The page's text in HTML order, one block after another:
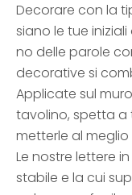
Decorare con la
siano le tue
no delle parole
decorative si
Applicate sul
tavolino, spetta a
metterle al meglio
Le nostre lettere
stabile e la cui